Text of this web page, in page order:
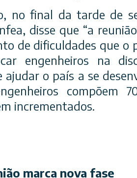
no final da tarde de
disse que “a
de dificuldades que o
engenheiros na
ajudar o país a se
compõem
incrementados.
marca nova fase